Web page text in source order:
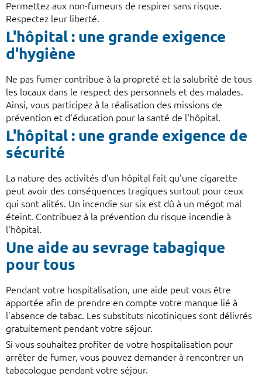
Permettez aux non-fumeurs de respirer sans risque.
Respectez leur liberté.
L'hôpital : une grande exigence
d'hygiène
Ne pas fumer contribue à la propreté et la salubrité de tous
les locaux dans le respect des personnels et des malades.
Ainsi, vous participez à la réalisation des missions de
prévention et d'éducation pour la santé de l'hôpital.
L'hôpital : une grande exigence de
sécurité
La nature des activités d'un hôpital fait qu'une cigarette
peut avoir des conséquences tragiques surtout pour ceux
qui sont alités. Un incendie sur six est dû à un mégot mal
éteint. Contribuez à la prévention du risque incendie à
l'hôpital.
Une aide au sevrage tabagique
pour tous
Pendant votre hospitalisation, une aide peut vous être
apportée afin de prendre en compte votre manque lié à
l’absence de tabac. Les substituts nicotiniques sont délivrés
gratuitement pendant votre séjour.
Si vous souhaitez profiter de votre hospitalisation pour
arrêter de fumer, vous pouvez demander à rencontrer un
tabacologue pendant votre séjour.